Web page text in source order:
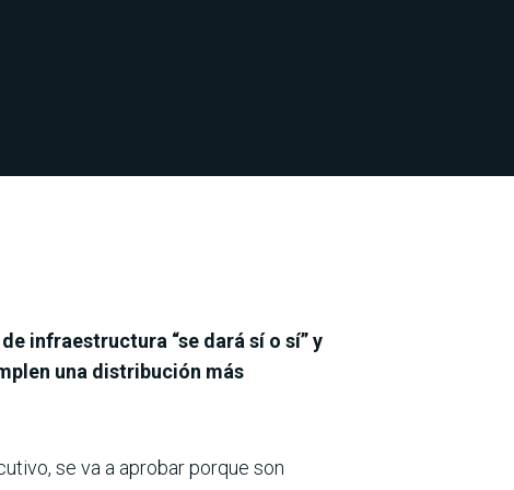
infraestructura “se dará sí o sí” y
una distribución más
se va a aprobar porque son